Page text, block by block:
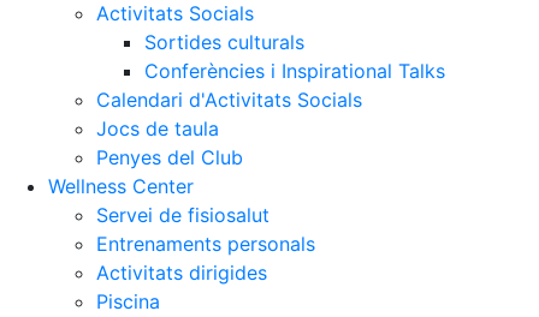
Activitats Socials
Sortides culturals
Conferències i Inspirational Talks
Calendari d'Activitats Socials
Jocs de taula
Penyes del Club
Wellness Center
Servei de fisiosalut
Entrenaments personals
Activitats dirigides
Piscina